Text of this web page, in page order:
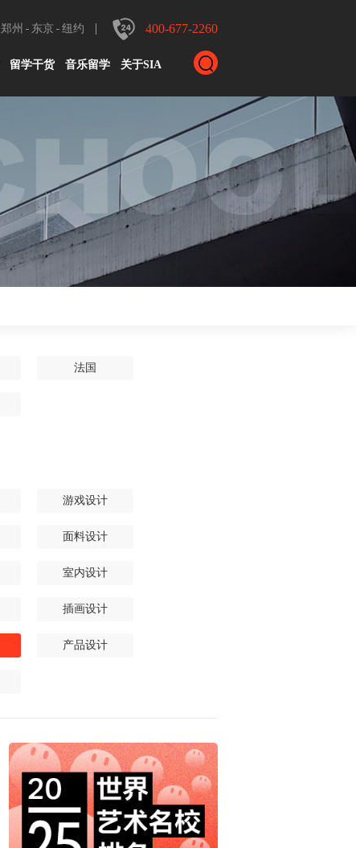
400-677-2260
郑州 东京 纽约
留学干货 音乐留学 关于SIA
法国
游戏设计
面料设计
室内设计
插画设计
产品设计